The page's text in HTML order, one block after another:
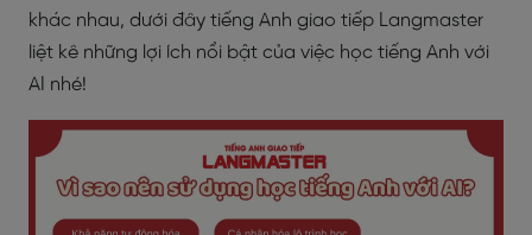
khác nhau, dưới đây tiếng Anh giao tiếp Langmaster
liệt kê những lợi ích nổi bật của việc học tiếng Anh với
AI nhé!